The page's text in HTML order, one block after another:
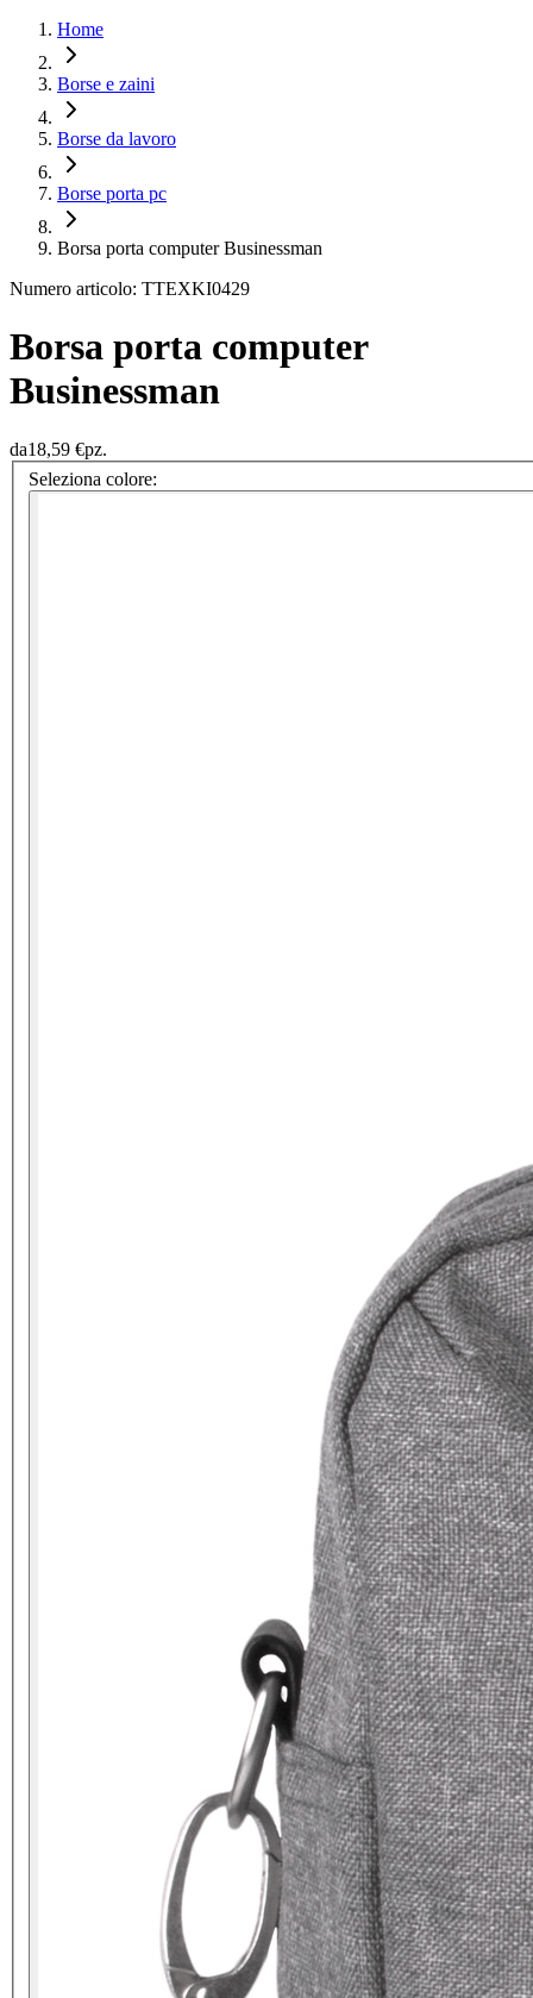
Home
Borse e zaini
Borse da lavoro
Borse porta pc
Borsa porta computer Businessman
Numero articolo: TTEXKI0429
Borsa porta computer
Businessman
da18,59 €pz.
Seleziona colore: